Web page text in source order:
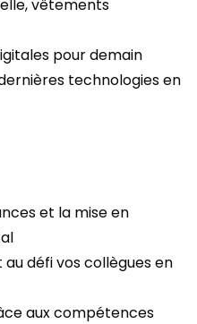
vêtements
pour demain
technologies en
et la mise en
défi vos collègues en
aux compétences